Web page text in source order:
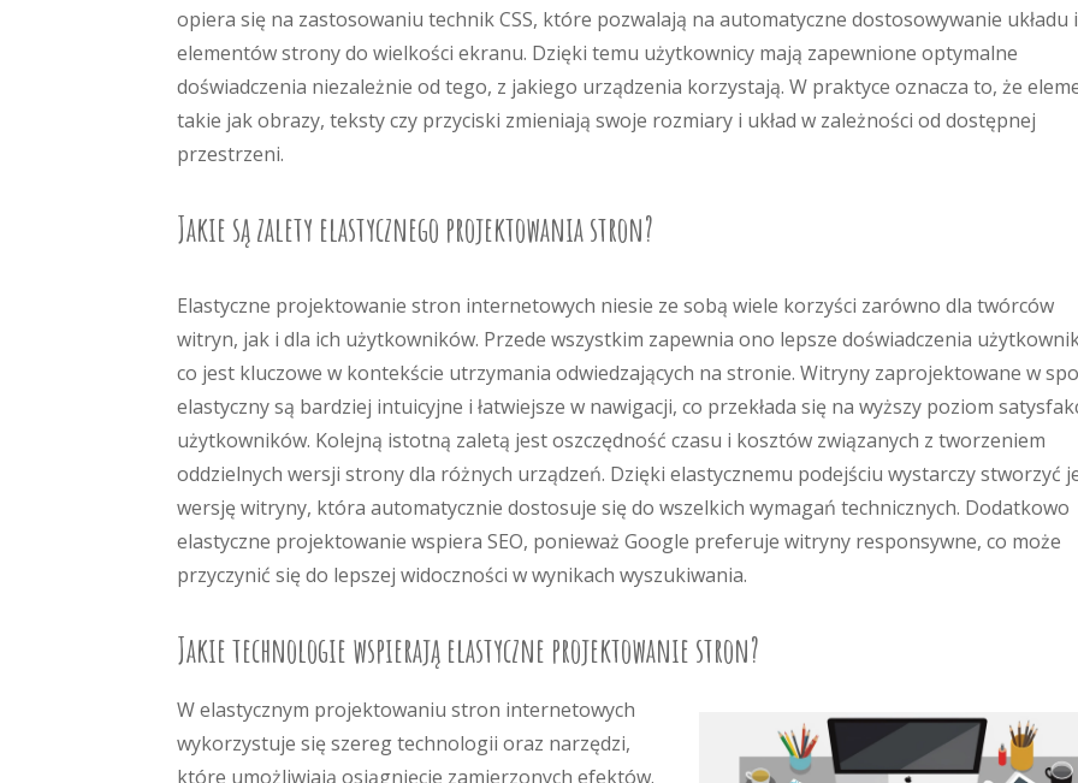
opiera się na zastosowaniu technik CSS, które pozwalają na automatyczne dostosowywanie układu i
elementów strony do wielkości ekranu. Dzięki temu użytkownicy mają zapewnione optymalne
doświadczenia niezależnie od tego, z jakiego urządzenia korzystają. W praktyce oznacza to, że
takie jak obrazy, teksty czy przyciski zmieniają swoje rozmiary i układ w zależności od dostępnej
przestrzeni.
Jakie są zalety elastycznego projektowania stron?
Elastyczne projektowanie stron internetowych niesie ze sobą wiele korzyści zarówno dla twórców
witryn, jak i dla ich użytkowników. Przede wszystkim zapewnia ono lepsze doświadczenia
co jest kluczowe w kontekście utrzymania odwiedzających na stronie. Witryny zaprojektowane w
elastyczny są bardziej intuicyjne i łatwiejsze w nawigacji, co przekłada się na wyższy poziom
użytkowników. Kolejną istotną zaletą jest oszczędność czasu i kosztów związanych z tworzeniem
oddzielnych wersji strony dla różnych urządzeń. Dzięki elastycznemu podejściu wystarczy stworzyć
wersję witryny, która automatycznie dostosuje się do wszelkich wymagań technicznych. Dodatkowo
elastyczne projektowanie wspiera SEO, ponieważ Google preferuje witryny responsywne, co może
przyczynić się do lepszej widoczności w wynikach wyszukiwania.
Jakie technologie wspierają elastyczne projektowanie stron?
W elastycznym projektowaniu stron internetowych
wykorzystuje się szereg technologii oraz narzędzi,
które umożliwiają osiągnięcie zamierzonych efektów.